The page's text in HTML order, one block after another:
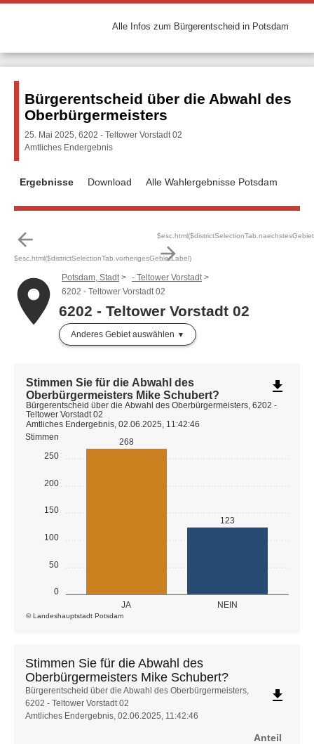
Alle Infos zum Bürgerentscheid in Potsdam
Bürgerentscheid über die Abwahl des
Oberbürgermeisters
25. Mai 2025, 6202 - Teltower Vorstadt 02
Amtliches Endergebnis
Ergebnisse Download Alle Wahlergebnisse Potsdam
arrow_back
$esc.html($districtSelectionTab.vorherigesGebietLabel)
arrow_forward
placePotsdam, Stadt
- Teltower Vorstadt
6202 - Teltower Vorstadt 02
6202 - Teltower Vorstadt 02
Anderes Gebiet auswählen
0
50
100
150
200
250
Stimmen
JA NEIN
268
123
© Landeshauptstadt Potsdam
Stimmen Sie für die Abwahl des
Oberbürgermeisters Mike Schubert?
Bürgerentscheid über die Abwahl des Oberbürgermeisters, 6202 -
Teltower Vorstadt 02
Amtliches Endergebnis, 02.06.2025, 11:42:46
file_download
Stimmen Sie für die Abwahl des
Oberbürgermeisters Mike Schubert?
Stimmen
Sie
für
Bürgerentscheid über die Abwahl des Oberbürgermeisters,
6202 - Teltower Vorstadt 02
Amtliches Endergebnis, 02.06.2025, 11:42:46
file_download
Anteil